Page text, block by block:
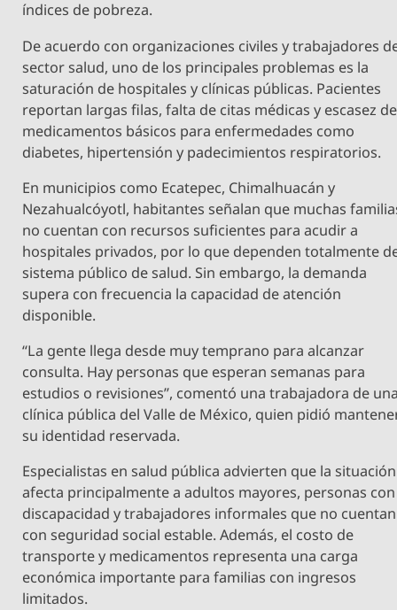
índices de pobreza.
De acuerdo con organizaciones civiles y trabajadores
sector salud, uno de los principales problemas es la
saturación de hospitales y clínicas públicas. Pacientes
reportan largas filas, falta de citas médicas y escasez de
medicamentos básicos para enfermedades como
diabetes, hipertensión y padecimientos respiratorios.
En municipios como Ecatepec, Chimalhuacán y
Nezahualcóyotl, habitantes señalan que muchas
no cuentan con recursos suficientes para acudir a
hospitales privados, por lo que dependen totalmente
sistema público de salud. Sin embargo, la demanda
supera con frecuencia la capacidad de atención
disponible.
“La gente llega desde muy temprano para alcanzar
consulta. Hay personas que esperan semanas para
estudios o revisiones”, comentó una trabajadora de
clínica pública del Valle de México, quien pidió
su identidad reservada.
Especialistas en salud pública advierten que la situación
afecta principalmente a adultos mayores, personas con
discapacidad y trabajadores informales que no cuentan
con seguridad social estable. Además, el costo de
transporte y medicamentos representa una carga
económica importante para familias con ingresos
limitados.